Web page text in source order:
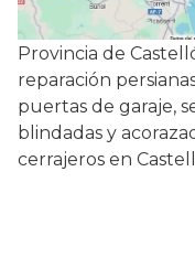
Provincia de
reparación
puertas de garaje,
blindadas y
cerrajeros en